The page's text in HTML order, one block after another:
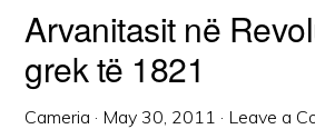
Arvanitasit në
grek të 1821
Cameria · May 30, 2011 · Leave a